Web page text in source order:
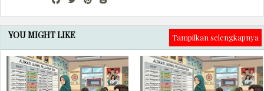
YOU MIGHT LIKE Tampilkan selengkapnya